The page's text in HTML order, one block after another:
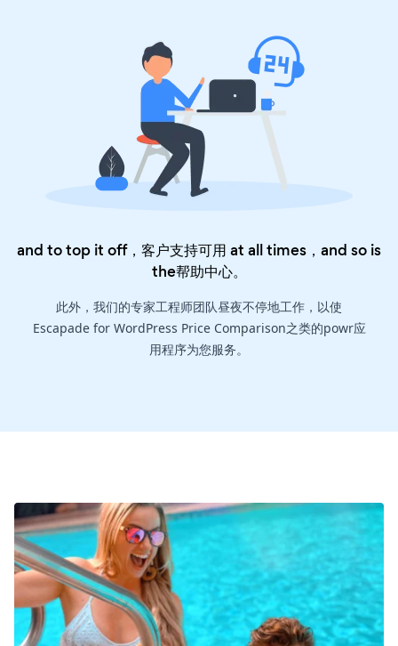
and to top it off，客户支持可用 at all times，and so is
the帮助中心。
此外，我们的专家工程师团队昼夜不停地工作，以使
Escapade for WordPress Price Comparison之类的powr应
用程序为您服务。